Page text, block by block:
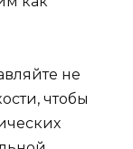
не
чтобы